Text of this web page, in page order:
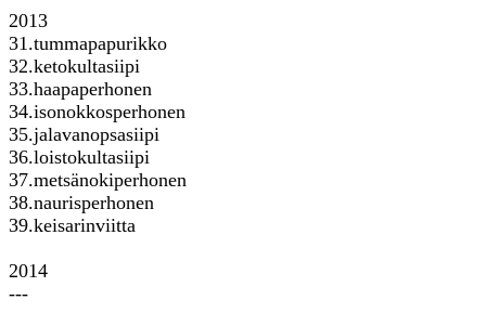
2013
31.tummapapurikko
32.ketokultasiipi
33.haapaperhonen
34.isonokkosperhonen
35.jalavanopsasiipi
36.loistokultasiipi
37.metsänokiperhonen
38.naurisperhonen
39.keisarinviitta
2014
---